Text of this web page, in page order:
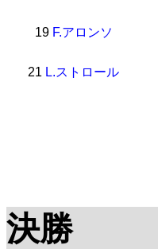
19 F.アロンソ
21 L.ストロール
決勝